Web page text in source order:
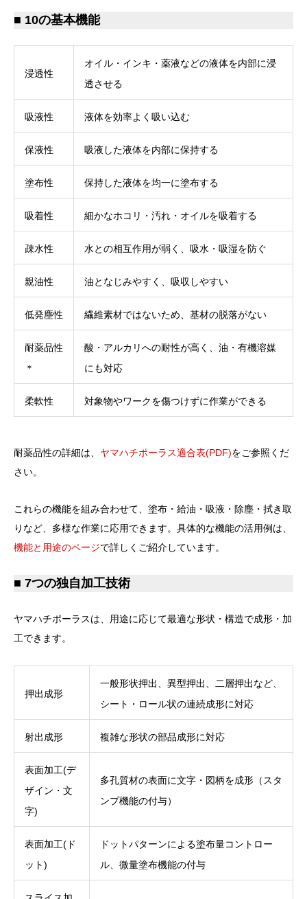
■ 10の基本機能
浸透性
オイル・インキ・薬液などの液体を内部に浸
透させる
吸液性 液体を効率よく吸い込む
保液性 吸液した液体を内部に保持する
塗布性 保持した液体を均一に塗布する
吸着性 細かなホコリ・汚れ・オイルを吸着する
疎水性 水との相互作用が弱く、吸水・吸湿を防ぐ
親油性 油となじみやすく、吸収しやすい
低発塵性 繊維素材ではないため、基材の脱落がない
耐薬品性
＊
酸・アルカリへの耐性が高く、油・有機溶媒
にも対応
柔軟性 対象物やワークを傷つけずに作業ができる
耐薬品性の詳細は、 ヤマハチポーラス適合表(PDF)をご参照くだ
さい。
これらの機能を組み合わせて、塗布・給油・吸液・除塵・拭き取
りなど、多様な作業に応用できます。具体的な機能の活用例は、
機能と用途のページで詳しくご紹介しています。
■ 7つの独自加工技術
ヤマハチポーラスは、用途に応じて最適な形状・構造で成形・加
工できます。
押出成形
一般形状押出、異型押出、二層押出など、
シート・ロール状の連続成形に対応
射出成形 複雑な形状の部品成形に対応
表面加工(デ
ザイン・文
字)
多孔質材の表面に文字・図柄を成形（スタ
ンプ機能の付与）
表面加工(ド
ット)
ドットパターンによる塗布量コントロー
ル、微量塗布機能の付与